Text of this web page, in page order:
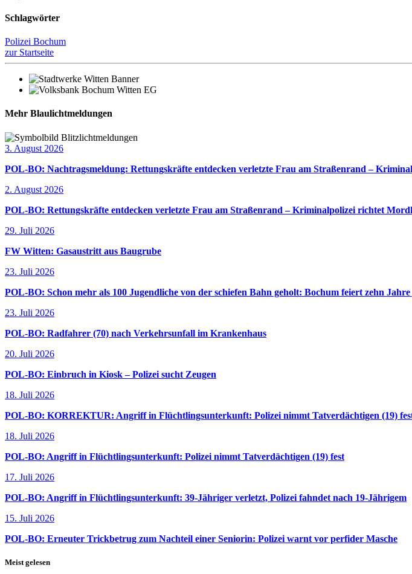
Schlagwörter
Polizei Bochum
zur Startseite
Mehr Blaulichtmeldungen
3. August 2026
POL-BO: Nachtragsmeldung: Rettungskräfte entdecken verletzte Frau am Straßenrand –
2. August 2026
POL-BO: Rettungskräfte entdecken verletzte Frau am Straßenrand – Kriminalpolizei richtet
29. Juli 2026
FW Witten: Gasaustritt aus Baugrube
23. Juli 2026
POL-BO: Schon mehr als 100 Jugendliche von der schiefen Bahn geholt: Bochum feiert zehn
23. Juli 2026
POL-BO: Radfahrer (70) nach Verkehrsunfall im Krankenhaus
20. Juli 2026
POL-BO: Einbruch in Kiosk – Polizei sucht Zeugen
18. Juli 2026
POL-BO: KORREKTUR: Angriff in Flüchtlingsunterkunft: Polizei nimmt Tatverdächtigen (19)
18. Juli 2026
POL-BO: Angriff in Flüchtlingsunterkunft: Polizei nimmt Tatverdächtigen (19) fest
17. Juli 2026
POL-BO: Angriff in Flüchtlingsunterkunft: 39-Jähriger verletzt, Polizei fahndet nach 19-Jährigem
15. Juli 2026
POL-BO: Erneuter Trickbetrug zum Nachteil einer Seniorin: Polizei warnt vor perfider Masche
Meist gelesen